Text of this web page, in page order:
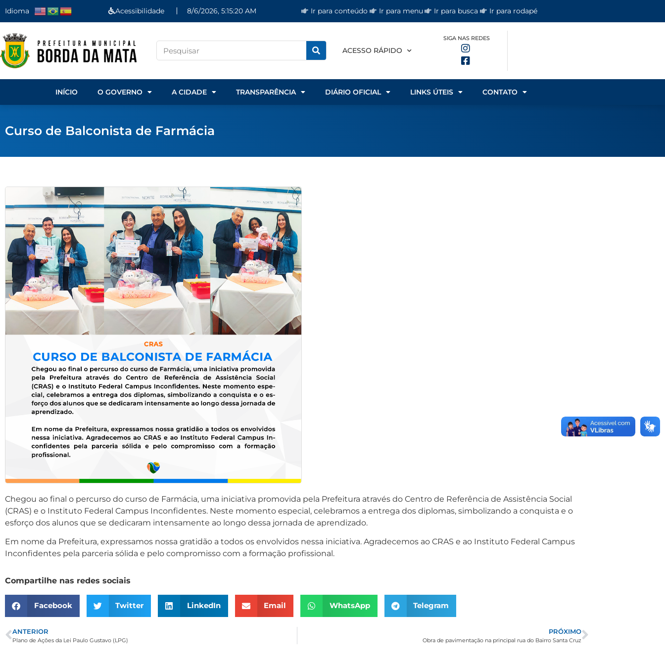
Idioma Acessibilidade 8/6/2026, 5:15:21 AM Ir para conteúdo Ir para menu Ir para busca Ir para rodapé
ACESSO RÁPIDO
SIGA NAS REDES
INÍCIO O GOVERNO A CIDADE TRANSPARÊNCIA DIÁRIO OFICIAL LINKS ÚTEIS CONTATO
Curso de Balconista de Farmácia
Chegou ao final o percurso do curso de Farmácia, uma iniciativa promovida pela Prefeitura através do Centro de Referência de Assistência Social
(CRAS) e o Instituto Federal Campus Inconfidentes. Neste momento especial, celebramos a entrega dos diplomas, simbolizando a conquista e o
esforço dos alunos que se dedicaram intensamente ao longo dessa jornada de aprendizado.
Em nome da Prefeitura, expressamos nossa gratidão a todos os envolvidos nessa iniciativa. Agradecemos ao CRAS e ao Instituto Federal Campus
Inconfidentes pela parceria sólida e pelo compromisso com a formação profissional.
Compartilhe nas redes sociais
Facebook Twitter LinkedIn Email WhatsApp Telegram
ANTERIOR
Plano de Ações da Lei Paulo Gustavo (LPG)
PRÓXIMO
Obra de pavimentação na principal rua do Bairro Santa Cruz